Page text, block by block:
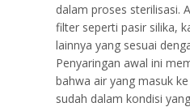
dalam proses sterilisasi.
filter seperti pasir silika,
lainnya yang sesuai
Penyaringan awal ini
bahwa air yang masuk
sudah dalam kondisi